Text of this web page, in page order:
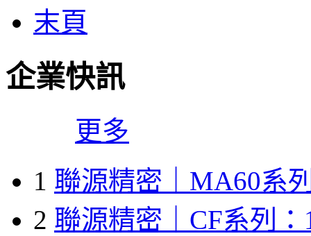
末頁
企業快訊
更多
1 聯源精密｜MA60系
2 聯源精密｜CF系列：